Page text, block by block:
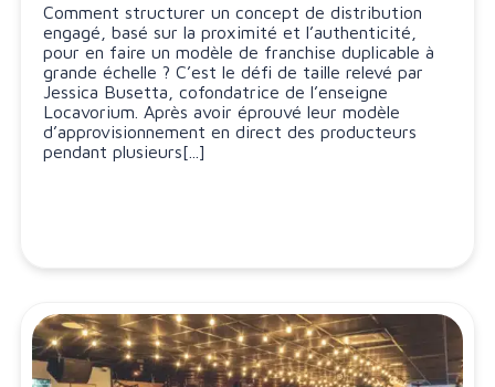
Comment structurer un concept de distribution
engagé, basé sur la proximité et l’authenticité,
pour en faire un modèle de franchise duplicable à
grande échelle ? C’est le défi de taille relevé par
Jessica Busetta, cofondatrice de l’enseigne
Locavorium. Après avoir éprouvé leur modèle
d’approvisionnement en direct des producteurs
pendant plusieurs[...]